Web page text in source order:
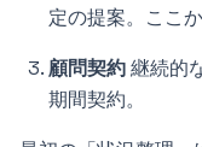
定の提案。ここ
顧問契約継続的
期間契約。